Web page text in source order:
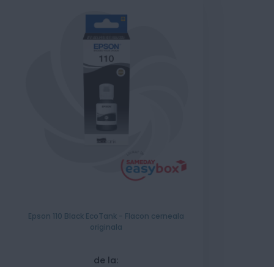
Epson 110 Black EcoTank - Flacon cerneala
originala
de la: